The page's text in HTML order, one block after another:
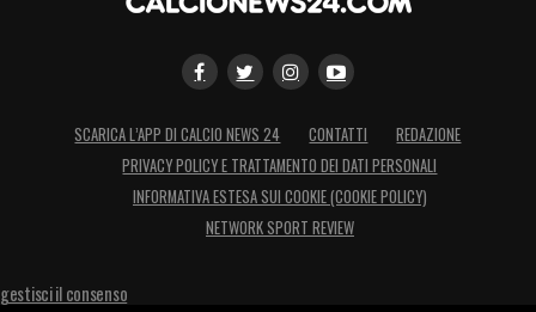
SCARICA L’APP DI CALCIO NEWS 24 CONTATTI
REDAZIONE
PRIVACY POLICY E TRATTAMENTO DEI DATI PERSONALI
INFORMATIVA ESTESA SUI COOKIE (COOKIE POLICY)
NETWORK SPORT REVIEW
gestisci il consenso